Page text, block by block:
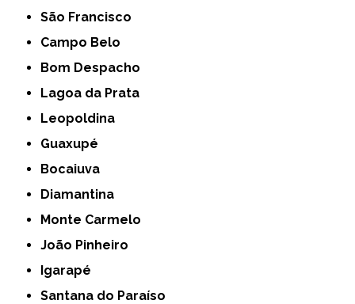
São Francisco
Campo Belo
Bom Despacho
Lagoa da Prata
Leopoldina
Guaxupé
Bocaiuva
Diamantina
Monte Carmelo
João Pinheiro
Igarapé
Santana do Paraíso